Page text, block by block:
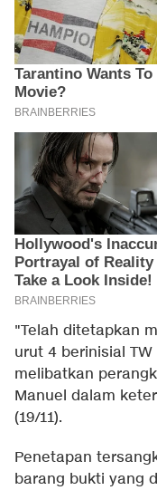
"Telah ditetapkan
urut 4 berinisial
melibatkan
Manuel dalam
(19/11).
Penetapan
barang bukti yang